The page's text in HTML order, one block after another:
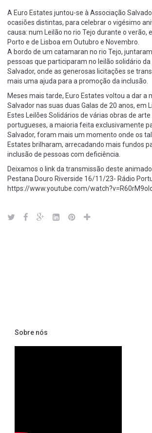
A Euro Estates juntou-se à Associação
ocasiões distintas, para celebrar o vigésimo
causa: num Leilão no rio Tejo durante o verão,
Porto e de Lisboa em Outubro e Novembro.
A bordo de um catamaran no rio Tejo,
pessoas que participaram no leilão solidário
Salvador, onde as generosas licitações se
mais uma ajuda para a promoção da inclusão.
Meses mais tarde, Euro Estates voltou a dar a
Salvador nas suas duas Galas de 20 anos, em
Estes Leilões Solidários de várias obras de
portugueses, a maioria feita exclusivamente
Salvador, foram mais um momento onde os
Estates brilharam, arrecadando mais fundos
inclusão de pessoas com deficiência.
Deixamos o link da transmissão deste animado
Pestana Douro Riverside 16/11/23- Rádio
https://www.youtube.com/
Sobre nós